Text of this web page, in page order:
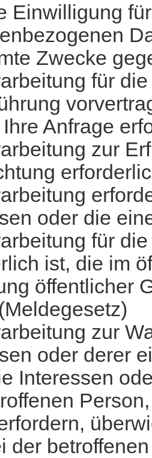
Einwilligung
Zwecke
für
Anfrage
zur
oder die
für
ist, die im
öffentlicher
zur
oder derer
Interessen
der